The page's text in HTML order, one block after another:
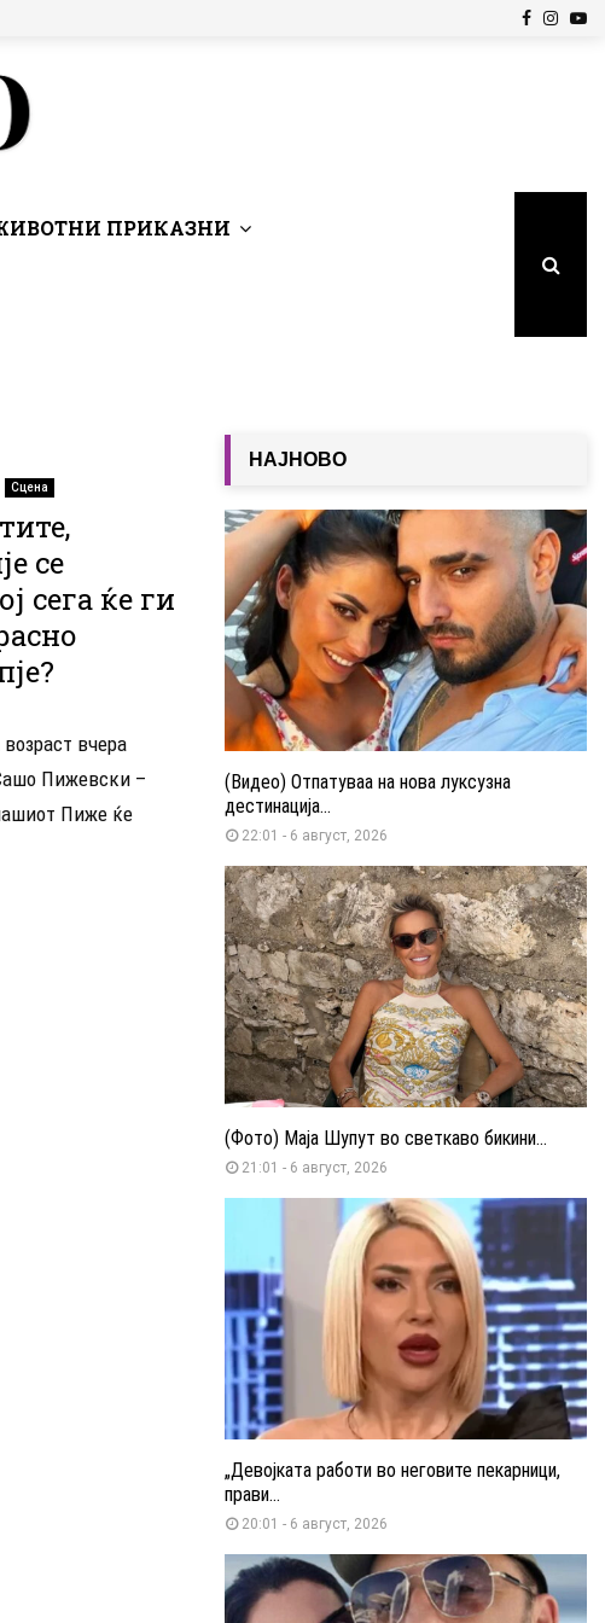
Facebook
ПРИКАЗНИ
Сцена
се
сега ќе ги
вчера
Пижевски –
Пиже ќе
НАЈНОВО
(Видео) Отпатуваа на нова луксузна
дестинација...
22:01 - 6 август, 2026
(Фото) Маја Шупут во светкаво бикини...
21:01 - 6 август, 2026
„Девојката работи во неговите пекарници,
прави...
20:01 - 6 август, 2026